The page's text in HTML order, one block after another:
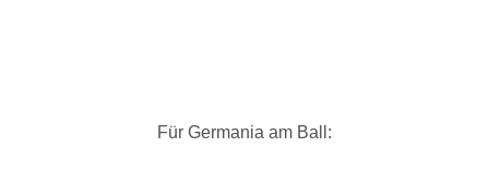
Für Germania am Ball: